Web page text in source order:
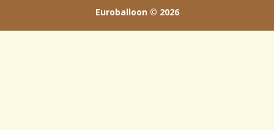
Euroballoon © 2026